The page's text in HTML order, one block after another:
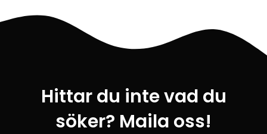
Hittar du inte vad du
söker? Maila oss!